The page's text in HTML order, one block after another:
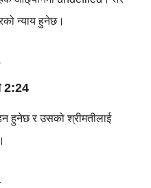
न्याय हुनेछ।
2:24
हुनेछ र उसको श्रीमतीलाई